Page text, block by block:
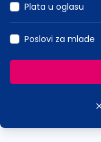
Plata u oglasu
Poslovi za mlade